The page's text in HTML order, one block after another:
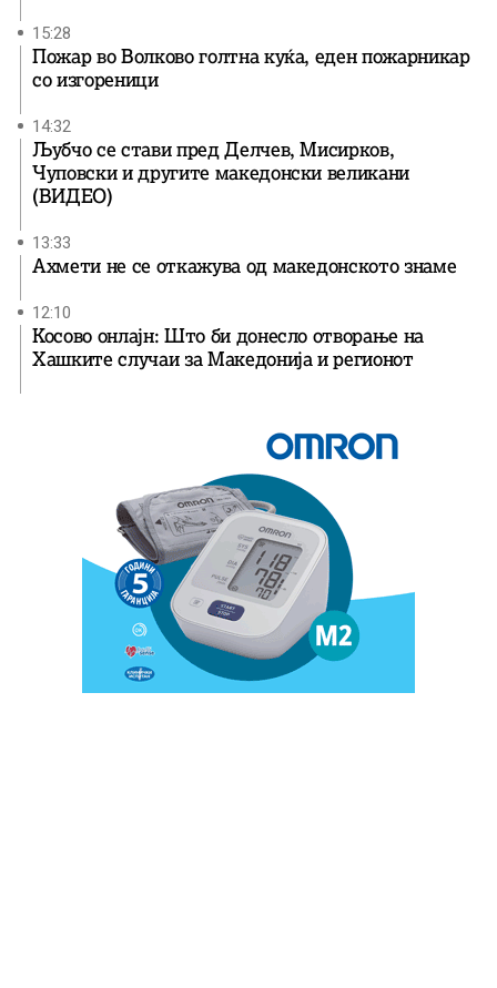
15:28
Пожар во Волково голтна куќа, еден пожарникар
со изгореници
14:32
Љубчо се стави пред Делчев, Мисирков,
Чуповски и другите македонски великани
(ВИДЕО)
13:33
Ахмети не се откажува од македонското знаме
12:10
Косово онлајн: Што би донесло отворање на
Хашките случаи за Македонија и регионот